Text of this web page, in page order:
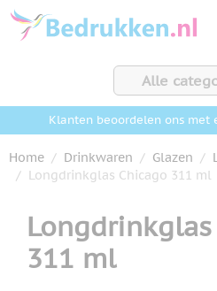
Ga naar de inhoud
Alle
Klanten beoordelen ons met
Home / Drinkwaren / Glazen /
/ Longdrinkglas Chicago 311 ml
311 ml